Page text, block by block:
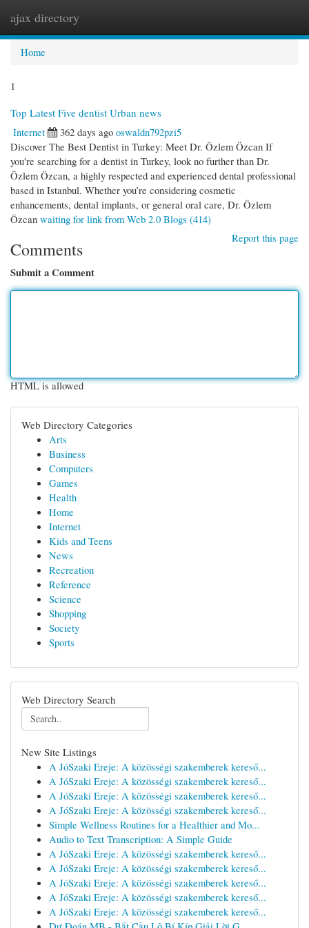
ajax directory
Home
1
Top Latest Five dentist Urban news
Internet
362 days ago oswaldn792pzi5
Discover The Best Dentist in Turkey: Meet Dr. Özlem Özcan If
you're searching for a dentist in Turkey, look no further than Dr.
Özlem Özcan, a highly respected and experienced dental professional
based in Istanbul. Whether you’re considering cosmetic
enhancements, dental implants, or general oral care, Dr. Özlem
Özcan waiting for link from Web 2.0 Blogs (414)
Report this page
Comments
Submit a Comment
HTML is allowed
Web Directory Categories
Arts
Business
Computers
Games
Health
Home
Internet
Kids and Teens
News
Recreation
Reference
Science
Shopping
Society
Sports
Web Directory Search
New Site Listings
A JóSzaki Ereje: A közösségi szakemberek kereső...
A JóSzaki Ereje: A közösségi szakemberek kereső...
A JóSzaki Ereje: A közösségi szakemberek kereső...
A JóSzaki Ereje: A közösségi szakemberek kereső...
Simple Wellness Routines for a Healthier and Mo...
Audio to Text Transcription: A Simple Guide
A JóSzaki Ereje: A közösségi szakemberek kereső...
A JóSzaki Ereje: A közösségi szakemberek kereső...
A JóSzaki Ereje: A közösségi szakemberek kereső...
A JóSzaki Ereje: A közösségi szakemberek kereső...
A JóSzaki Ereje: A közösségi szakemberek kereső...